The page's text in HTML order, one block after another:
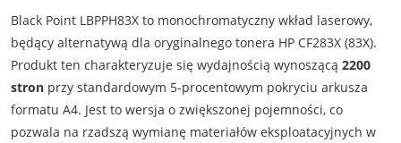
Black Point LBPPH83X to monochromatyczny wkład laserowy,
będący alternatywą dla oryginalnego tonera HP CF283X (83X).
Produkt ten charakteryzuje się wydajnością wynoszącą 2200
stronprzy standardowym 5-procentowym pokryciu arkusza
formatu A4. Jest to wersja o zwiększonej pojemności, co
pozwala na rzadszą wymianę materiałów eksploatacyjnych w